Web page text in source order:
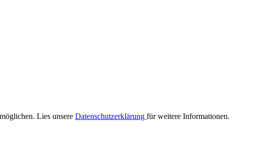
Lies unsere Datenschutzerklärung für weitere Informationen.